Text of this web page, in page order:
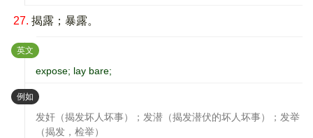
27. 揭露；暴露。
英文 ：
expose; lay bare;
例如 ：
发奸（揭发坏人坏事）；发潜（揭发潜伏的坏人坏事）；发举
（揭发，检举）